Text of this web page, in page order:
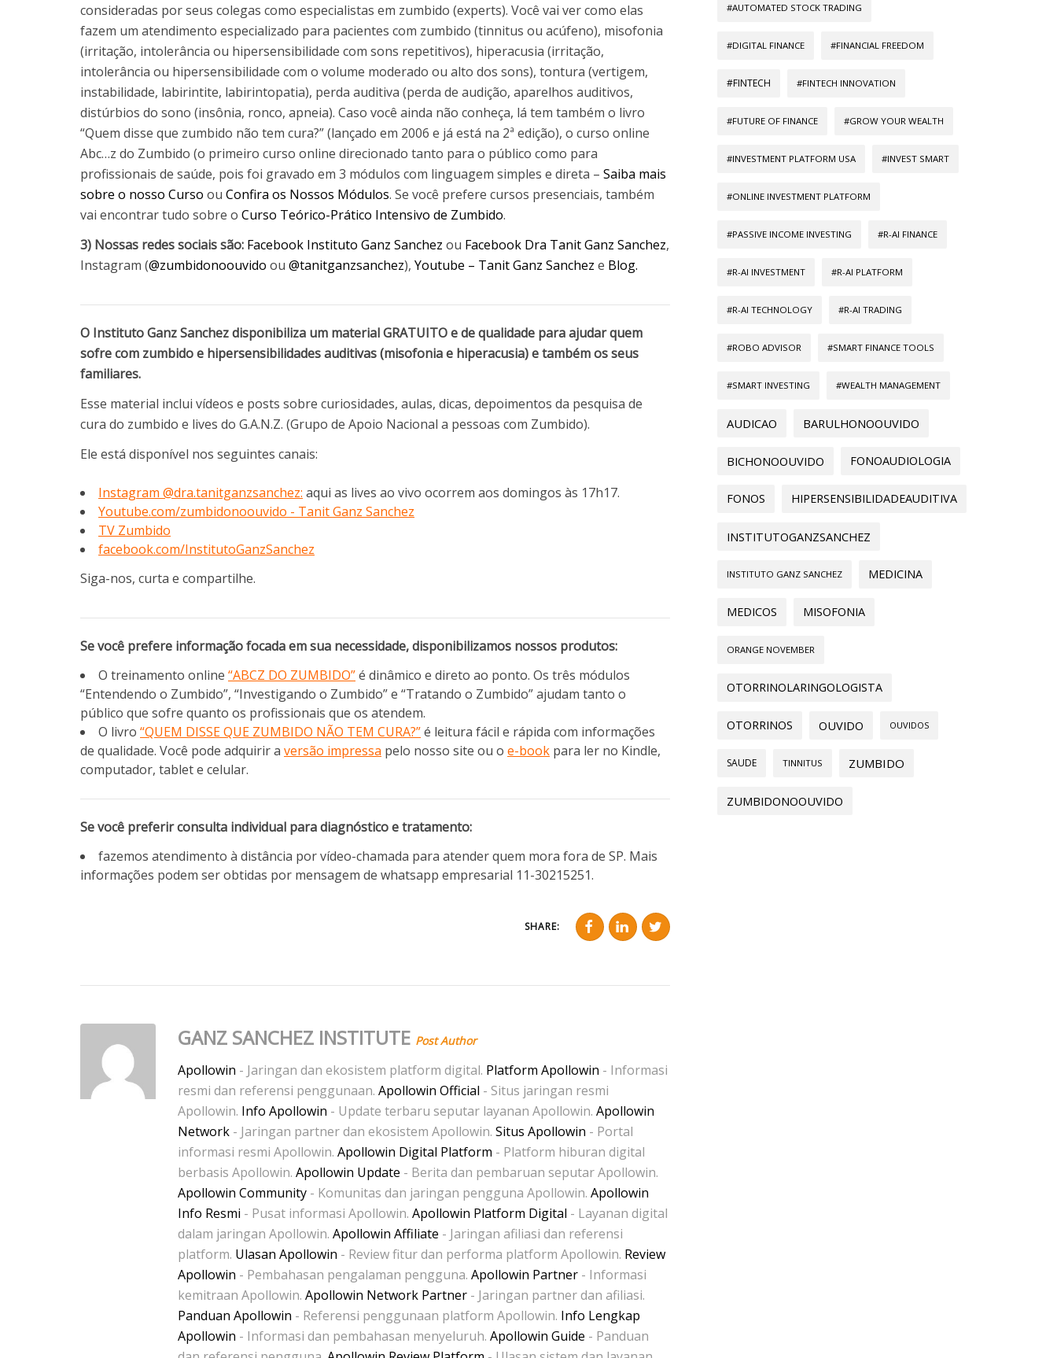
consideradas por seus colegas como especialistas em zumbido (experts). Você vai ver como elas
fazem um atendimento especializado para pacientes com zumbido (tinnitus ou acúfeno), misofonia
(irritação, intolerância ou hipersensibilidade com sons repetitivos), hiperacusia (irritação,
intolerância ou hipersensibilidade com o volume moderado ou alto dos sons), tontura (vertigem,
instabilidade, labirintite, labirintopatia), perda auditiva (perda de audição, aparelhos auditivos,
distúrbios do sono (insônia, ronco, apneia). Caso você ainda não conheça, lá tem também o livro
“Quem disse que zumbido não tem cura?” (lançado em 2006 e já está na 2ª edição), o curso online
Abc…z do Zumbido (o primeiro curso online direcionado tanto para o público como para
profissionais de saúde, pois foi gravado em 3 módulos com linguagem simples e direta – Saiba mais
sobre o nosso Curso ou Confira os Nossos Módulos. Se você prefere cursos presenciais, também
vai encontrar tudo sobre o Curso Teórico-Prático Intensivo de Zumbido.
3) Nossas redes sociais são: Facebook Instituto Ganz Sanchez ou Facebook Dra Tanit Ganz Sanchez,
Instagram (@zumbidonoouvido ou @tanitganzsanchez), Youtube – Tanit Ganz Sanchez e Blog.
O Instituto Ganz Sanchez disponibiliza um material GRATUITO e de qualidade para ajudar quem
sofre com zumbido e hipersensibilidades auditivas (misofonia e hiperacusia) e também os seus
familiares.
Esse material inclui vídeos e posts sobre curiosidades, aulas, dicas, depoimentos da pesquisa de
cura do zumbido e lives do G.A.N.Z. (Grupo de Apoio Nacional a pessoas com Zumbido).
Ele está disponível nos seguintes canais:
Instagram @dra.tanitganzsanchez: aqui as lives ao vivo ocorrem aos domingos às 17h17.
Youtube.com/zumbidonoouvido - Tanit Ganz Sanchez
TV Zumbido
facebook.com/InstitutoGanzSanchez
Siga-nos, curta e compartilhe.
Se você prefere informação focada em sua necessidade, disponibilizamos nossos produtos:
O treinamento online “ABCZ DO ZUMBIDO”é dinâmico e direto ao ponto. Os três módulos
“Entendendo o Zumbido”, “Investigando o Zumbido” e “Tratando o Zumbido” ajudam tanto o
público que sofre quanto os profissionais que os atendem.
O livro “QUEM DISSE QUE ZUMBIDO NÃO TEM CURA?”é leitura fácil e rápida com informações
de qualidade. Você pode adquirir a versão impressa pelo nosso site ou o e-book para ler no Kindle,
computador, tablet e celular.
Se você preferir consulta individual para diagnóstico e tratamento:
fazemos atendimento à distância por vídeo-chamada para atender quem mora fora de SP. Mais
informações podem ser obtidas por mensagem de whatsapp empresarial 11-30215251.
SHARE:
GANZ SANCHEZ INSTITUTE Post Author
Apollowin - Jaringan dan ekosistem platform digital. Platform Apollowin - Informasi
resmi dan referensi penggunaan. Apollowin Official - Situs jaringan resmi
Apollowin. Info Apollowin - Update terbaru seputar layanan Apollowin. Apollowin
Network - Jaringan partner dan ekosistem Apollowin. Situs Apollowin - Portal
informasi resmi Apollowin. Apollowin Digital Platform - Platform hiburan digital
berbasis Apollowin. Apollowin Update - Berita dan pembaruan seputar Apollowin.
Apollowin Community - Komunitas dan jaringan pengguna Apollowin. Apollowin
Info Resmi - Pusat informasi Apollowin. Apollowin Platform Digital - Layanan digital
dalam jaringan Apollowin. Apollowin Affiliate - Jaringan afiliasi dan referensi
platform. Ulasan Apollowin - Review fitur dan performa platform Apollowin. Review
Apollowin - Pembahasan pengalaman pengguna. Apollowin Partner - Informasi
kemitraan Apollowin. Apollowin Network Partner - Jaringan partner dan afiliasi.
Panduan Apollowin - Referensi penggunaan platform Apollowin. Info Lengkap
Apollowin - Informasi dan pembahasan menyeluruh. Apollowin Guide - Panduan
#AUTOMATED STOCK TRADING
#DIGITAL FINANCE #FINANCIAL FREEDOM
#FINTECH #FINTECH INNOVATION
#FUTURE OF FINANCE #GROW YOUR WEALTH
#INVESTMENT PLATFORM USA #INVEST SMART
#ONLINE INVESTMENT PLATFORM
#PASSIVE INCOME INVESTING #R-AI FINANCE
#R-AI INVESTMENT #R-AI PLATFORM
#R-AI TECHNOLOGY #R-AI TRADING
#ROBO ADVISOR #SMART FINANCE TOOLS
#SMART INVESTING #WEALTH MANAGEMENT
AUDICAO BARULHONOOUVIDO
BICHONOOUVIDO FONOAUDIOLOGIA
FONOS HIPERSENSIBILIDADEAUDITIVA
INSTITUTOGANZSANCHEZ
INSTITUTO GANZ SANCHEZ MEDICINA
MEDICOS MISOFONIA
ORANGE NOVEMBER
OTORRINOLARINGOLOGISTA
OTORRINOS OUVIDO OUVIDOS
SAUDE TINNITUS ZUMBIDO
ZUMBIDONOOUVIDO